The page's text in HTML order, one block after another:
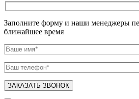
Заполните форму и наши менеджеры
ближайшее время